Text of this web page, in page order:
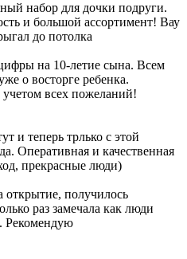
набор для дочки подруги.
и большой ассортимент! Вау
до потолка
на 10-летие сына. Всем
о восторге ребенка.
учетом всех пожеланий!
и теперь трлько с этой
Оперативная и качественная
прекрасные люди)
открытие, получилось
раз замечала как люди
Рекомендую